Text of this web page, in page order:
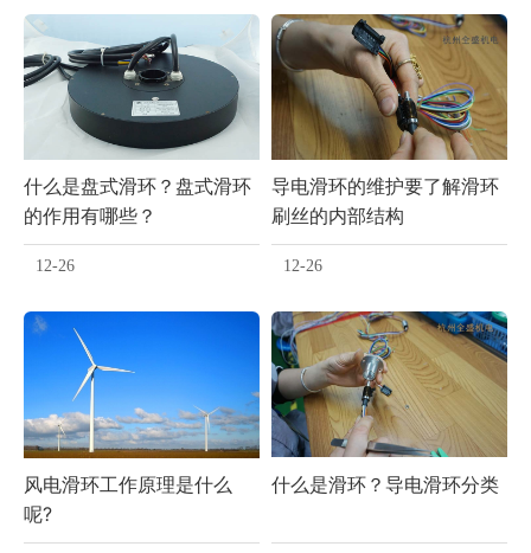
什么是盘式滑环？盘式滑环
的作用有哪些？
12-26
导电滑环的维护要了解滑环
刷丝的内部结构
12-26
风电滑环工作原理是什么
呢?
什么是滑环？导电滑环分类